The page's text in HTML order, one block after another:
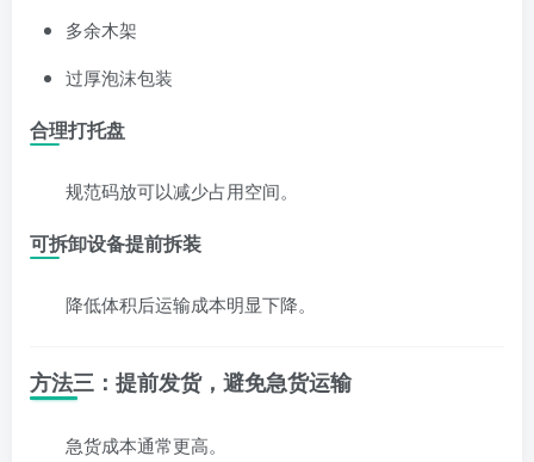
多余木架
过厚泡沫包装
合理打托盘
规范码放可以减少占用空间。
可拆卸设备提前拆装
降低体积后运输成本明显下降。
方法三：提前发货，避免急货运输
急货成本通常更高。